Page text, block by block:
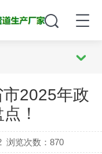
2025年政
！
浏览次数：870